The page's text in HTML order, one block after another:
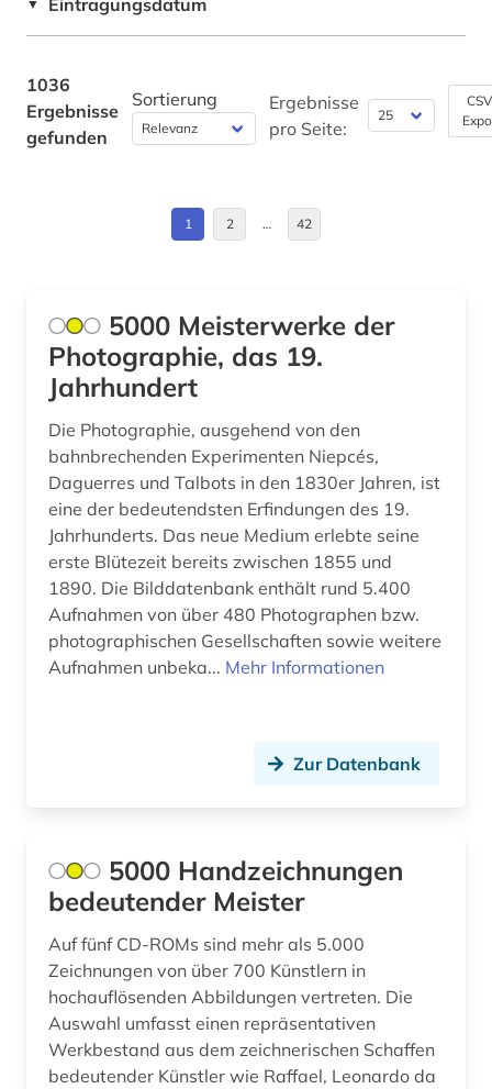
architekturzeichnung (4)
archival documents (1)
archivwesen (2)
archäologie (18)
archäologische funde (1)
archäologische stätte (2)
archäologisches denkmal (1)
aristoteles (1)
arktis (2)
armenien (2)
asch (1)
asien (4)
astronomie (3)
astronomische beobachtung (1)
China (4)
Deutschland (118)
Frankreich (26)
Griechenland (1)
Griechenland (Altertum) (7)
Großbritannien (23)
Hamburg (3)
Hessen (4)
Irland (1)
Island (6)
Japan (2)
Kanada (2)
Kroatien (3)
Lettland (2)
Litauen (3)
Mecklenburg-Vorpommern (3)
▼ Eintragungsdatum
1036
Ergebnisse
gefunden
Sortierung
Ergebnisse
pro Seite:
1 2 … 42
5000 Meisterwerke der
Photographie, das 19.
Jahrhundert
Die Photographie, ausgehend von den
bahnbrechenden Experimenten Niepcés,
Daguerres und Talbots in den 1830er Jahren, ist
eine der bedeutendsten Erfindungen des 19.
Jahrhunderts. Das neue Medium erlebte seine
erste Blütezeit bereits zwischen 1855 und
1890. Die Bilddatenbank enthält rund 5.400
Aufnahmen von über 480 Photographen bzw.
photographischen Gesellschaften sowie weitere
Aufnahmen unbeka... Mehr Informationen
Zur Datenbank
5000 Handzeichnungen
bedeutender Meister
Auf fünf CD-ROMs sind mehr als 5.000
Zeichnungen von über 700 Künstlern in
hochauflösenden Abbildungen vertreten. Die
Auswahl umfasst einen repräsentativen
Werkbestand aus dem zeichnerischen Schaffen
bedeutender Künstler wie Raffael, Leonardo da